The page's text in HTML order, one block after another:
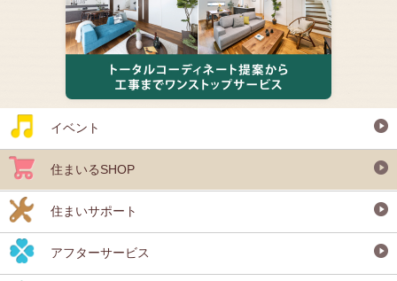
イベント
住まいるSHOP
住まいサポート
アフターサービス